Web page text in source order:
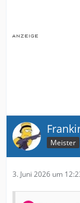
Meister
3. Juni 2026 um